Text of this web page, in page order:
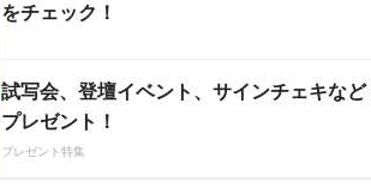
をチェック！
試写会、登壇イベント、サインチェキなど
プレゼント！
プレゼント特集